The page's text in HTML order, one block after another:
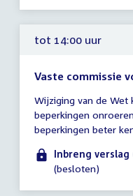
tot 14:00 uur
Vaste commissie
vergadering
tot
14:00
uur
Wijziging van de Wet
beperkingen
beperkingen beter
Inbreng
(besloten)